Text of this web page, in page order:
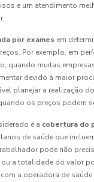
e um atendimento
por exames em
Por exemplo, em
quando muitas
devido à maior
planejar a realização
os preços podem
é a cobertura do
de saúde que
pode não
a totalidade do valor
a operadora de